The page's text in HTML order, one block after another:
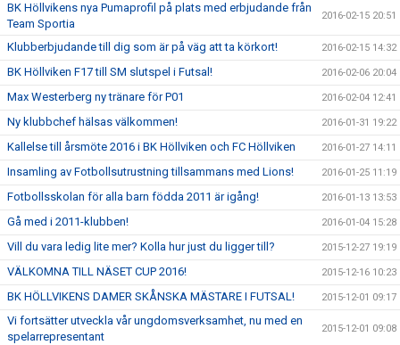
BK Höllvikens nya Pumaprofil på plats med erbjudande från
Team Sportia
2016-02-15 20:51
Klubberbjudande till dig som är på väg att ta körkort! 2016-02-15 14:32
BK Höllviken F17 till SM slutspel i Futsal! 2016-02-06 20:04
Max Westerberg ny tränare för P01 2016-02-04 12:41
Ny klubbchef hälsas välkommen! 2016-01-31 19:22
Kallelse till årsmöte 2016 i BK Höllviken och FC Höllviken 2016-01-27 14:11
Insamling av Fotbollsutrustning tillsammans med Lions! 2016-01-25 11:19
Fotbollsskolan för alla barn födda 2011 är igång! 2016-01-13 13:53
Gå med i 2011-klubben! 2016-01-04 15:28
Vill du vara ledig lite mer? Kolla hur just du ligger till? 2015-12-27 19:19
VÄLKOMNA TILL NÄSET CUP 2016! 2015-12-16 10:23
BK HÖLLVIKENS DAMER SKÅNSKA MÄSTARE I FUTSAL! 2015-12-01 09:17
Vi fortsätter utveckla vår ungdomsverksamhet, nu med en
spelarrepresentant
2015-12-01 09:08